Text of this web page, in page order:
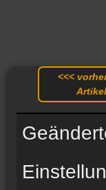
<<<
Artikel